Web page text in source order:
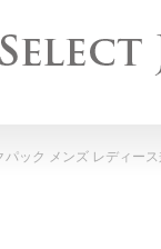
パック メンズ レディー